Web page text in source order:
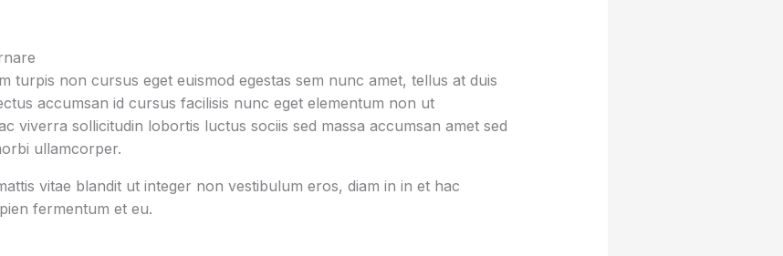
turpis non cursus eget euismod egestas sem nunc amet, tellus at duis
accumsan id cursus facilisis nunc eget elementum non ut
viverra sollicitudin lobortis luctus sociis sed massa accumsan amet sed
ullamcorper.
vitae blandit ut integer non vestibulum eros, diam in in et hac
fermentum et eu.